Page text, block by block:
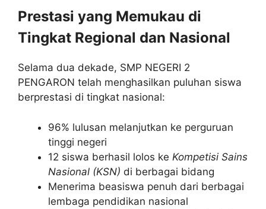
Prestasi yang Memukau di
Tingkat Regional dan Nasional
Selama dua dekade, SMP NEGERI 2
PENGARON telah menghasilkan puluhan siswa
berprestasi di tingkat nasional:
96% lulusan melanjutkan ke perguruan
tinggi negeri
12 siswa berhasil lolos ke Kompetisi Sains
Nasional (KSN) di berbagai bidang
Menerima beasiswa penuh dari berbagai
lembaga pendidikan nasional